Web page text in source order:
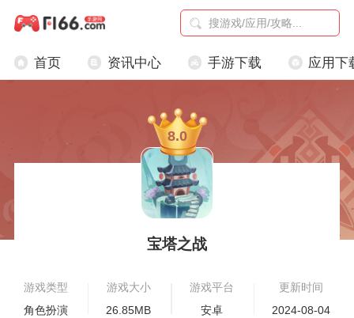
首页 资讯中心 手游下载 应用下
宝塔之战
8.0
游戏类型
角色扮演
游戏大小
26.85MB
游戏平台
安卓
更新时间
2024-08-04